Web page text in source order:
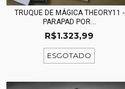
TRUQUE DE MÁGICA THEORY11 -
PARAPAD POR...
R$1.323,99
ESGOTADO